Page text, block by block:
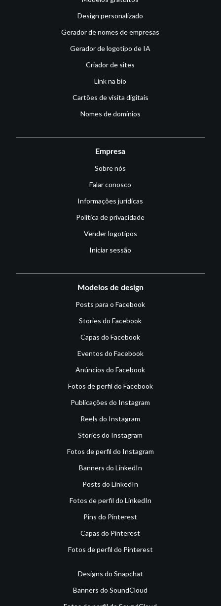
Design personalizado
Gerador de nomes de empresas
Gerador de logotipo de IA
Criador de sites
Link na bio
Cartões de visita digitais
Nomes de domínios
Empresa
Sobre nós
Falar conosco
Informações jurídicas
Política de privacidade
Vender logotipos
Iniciar sessão
Modelos de design
Posts para o Facebook
Stories do Facebook
Capas do Facebook
Eventos do Facebook
Anúncios do Facebook
Fotos de perfil do Facebook
Publicações do Instagram
Reels do Instagram
Stories do Instagram
Fotos de perfil do Instagram
Banners do LinkedIn
Posts do LinkedIn
Fotos de perfil do LinkedIn
Pins do Pinterest
Capas do Pinterest
Fotos de perfil do Pinterest
Designs do Snapchat
Banners do SoundCloud